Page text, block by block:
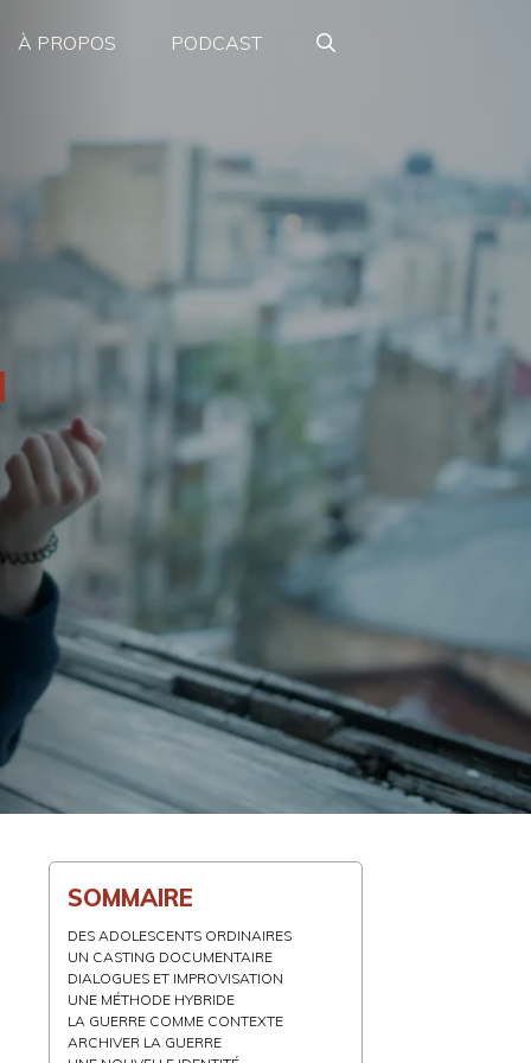
À PROPOS PODCAST
SOMMAIRE
DES ADOLESCENTS ORDINAIRES
UN CASTING DOCUMENTAIRE
DIALOGUES ET IMPROVISATION
UNE MÉTHODE HYBRIDE
LA GUERRE COMME CONTEXTE
ARCHIVER LA GUERRE